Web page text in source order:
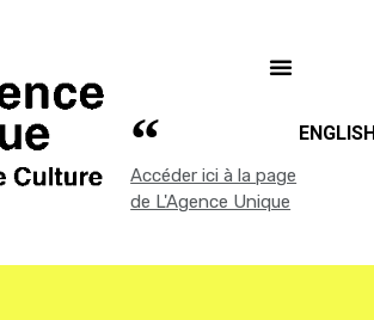
Accéder ici à la page
de L'Agence Unique